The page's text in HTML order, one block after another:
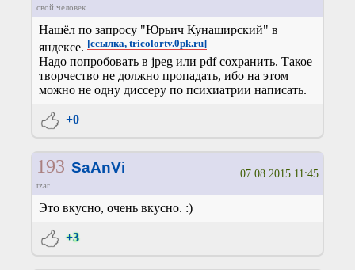
свой человек
Нашёл по запросу "Юрьич Кунаширский" в
яндексе. [ссылка, tricolortv.0pk.ru]
Надо попробовать в jpeg или pdf сохранить. Такое
творчество не должно пропадать, ибо на этом
можно не одну диссеру по психиатрии написать.
+0
193 SaAnVi
tzar
07.08.2015 11:45
Это вкусно, очень вкусно. :)
+3